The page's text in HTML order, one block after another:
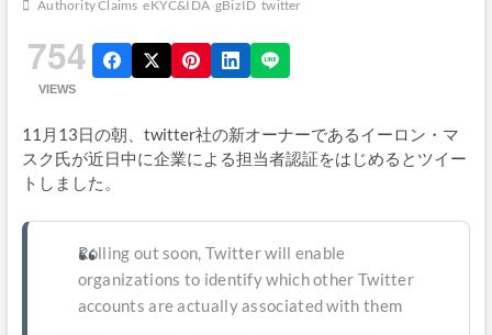
Authority Claims eKYC&IDA gBizID twitter
754
VIEWS
11月13日の朝、twitter社の新オーナーであるイーロン・マ
スク氏が近日中に企業による担当者認証をはじめるとツイー
トしました。
Rolling out soon, Twitter will enable
organizations to identify which other Twitter
accounts are actually associated with them